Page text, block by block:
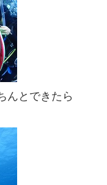
んとできたら